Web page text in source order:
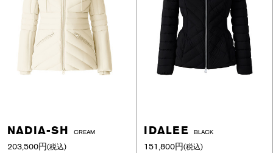
NADIA-SH CREAM
203,500円(税込)
IDALEE BLACK
151,800円(税込)